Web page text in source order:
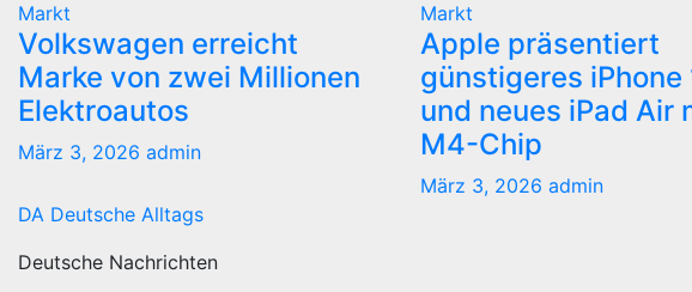
Markt
Volkswagen erreicht
Marke von zwei Millionen
Elektroautos
März 3, 2026 admin
Markt
Apple präsentiert
günstigeres iPhone
und neues iPad Air
M4-Chip
März 3, 2026 admin
DA Deutsche Alltags
Deutsche Nachrichten